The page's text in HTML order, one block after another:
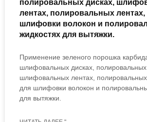
полировальных дисках,
лентах, полировальных
шлифовки волокон и
жидкостях для вытяжки.
Применение зеленого порошка
шлифовальных дисках, полировальных
шлифовальных лентах,
для шлифовки волокон и
для вытяжки.